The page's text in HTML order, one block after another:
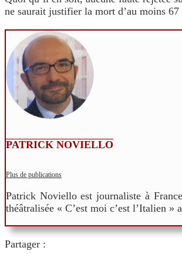
ne saurait justifier la mort d’au moins 67
PATRICK NOVIELLO
Plus de publications
Patrick Noviello est journaliste à
théâtralisée « C’est moi c’est l’Italien
Partager :